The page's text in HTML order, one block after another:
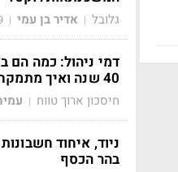
גלובל | אדיר בן עמי |
דמי ניהול: כמה הם
40 שנה ואיך מתמקחים
חיסכון ארוך טווח |
ניוד, איחוד
בהר הכסף